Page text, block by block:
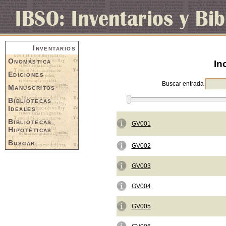
Inventarios
Onomástica
Ediciones
Manuscritos
Bibliotecas
Ideales
Bibliotecas
Hipotéticas
Buscar
Buscar entrada
GV001
GV002
GV003
GV004
GV005